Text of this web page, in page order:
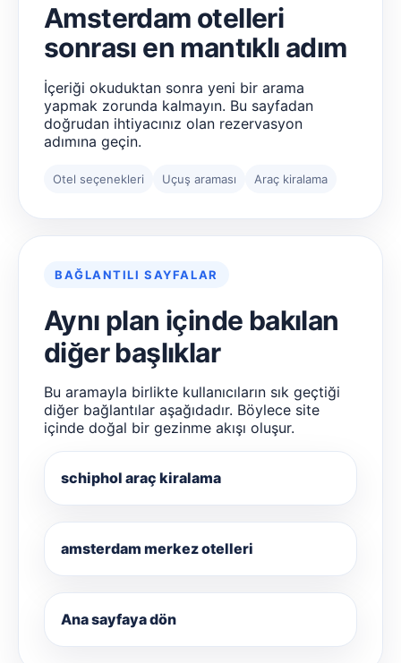
Amsterdam otelleri
sonrası en mantıklı adım
İçeriği okuduktan sonra yeni bir arama
yapmak zorunda kalmayın. Bu sayfadan
doğrudan ihtiyacınız olan rezervasyon
adımına geçin.
Otel seçenekleri Uçuş araması Araç kiralama
BAĞLANTILI SAYFALAR
Aynı plan içinde bakılan
diğer başlıklar
Bu aramayla birlikte kullanıcıların sık geçtiği
diğer bağlantılar aşağıdadır. Böylece site
içinde doğal bir gezinme akışı oluşur.
schiphol araç kiralama
amsterdam merkez otelleri
Ana sayfaya dön